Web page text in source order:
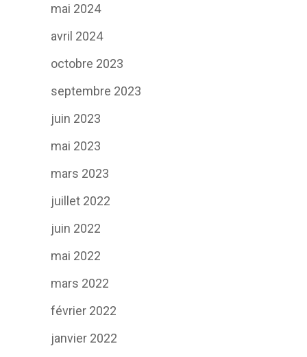
mai 2024
avril 2024
octobre 2023
septembre 2023
juin 2023
mai 2023
mars 2023
juillet 2022
juin 2022
mai 2022
mars 2022
février 2022
janvier 2022